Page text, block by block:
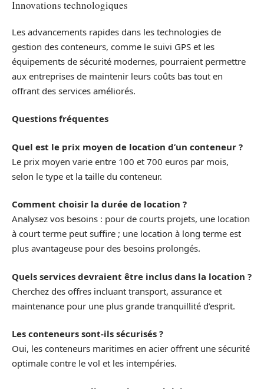
Innovations technologiques
Les advancements rapides dans les technologies de
gestion des conteneurs, comme le suivi GPS et les
équipements de sécurité modernes, pourraient permettre
aux entreprises de maintenir leurs coûts bas tout en
offrant des services améliorés.
Questions fréquentes
Quel est le prix moyen de location d’un conteneur ?
Le prix moyen varie entre 100 et 700 euros par mois,
selon le type et la taille du conteneur.
Comment choisir la durée de location ?
Analysez vos besoins : pour de courts projets, une location
à court terme peut suffire ; une location à long terme est
plus avantageuse pour des besoins prolongés.
Quels services devraient être inclus dans la location ?
Cherchez des offres incluant transport, assurance et
maintenance pour une plus grande tranquillité d’esprit.
Les conteneurs sont-ils sécurisés ?
Oui, les conteneurs maritimes en acier offrent une sécurité
optimale contre le vol et les intempéries.